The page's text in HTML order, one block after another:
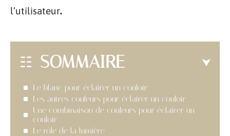
l’utilisateur.
SOMMAIRE
Le blanc pour éclairer un couloir
Les autres couleurs pour éclairer un couloir
Une combinaison de couleurs pour éclairer un
couloir
Le rôle de la lumière